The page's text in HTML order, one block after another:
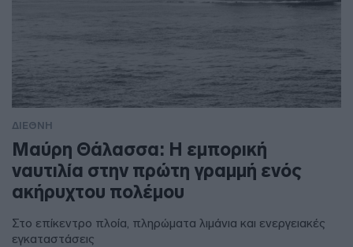
ΔΙΕΘΝΗ
Μαύρη Θάλασσα: Η εμπορική
ναυτιλία στην πρώτη γραμμή ενός
ακήρυχτου πολέμου
Στο επίκεντρο πλοία, πληρώματα λιμάνια και ενεργειακές
εγκαταστάσεις